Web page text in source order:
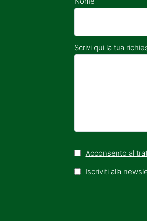
Scrivi qui la tua
Acconsento al
Iscriviti alla